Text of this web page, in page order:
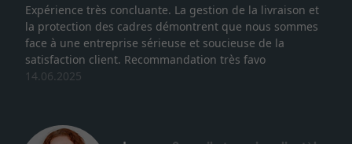
La gestion de la livraison et
cadres démontrent que nous sommes
sérieuse et soucieuse de la
Recommandation très favo
Je recherchais
lithographie, je
qualité sont au
service et